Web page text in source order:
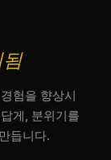
험을 향상시
게, 분위기를
듭니다.